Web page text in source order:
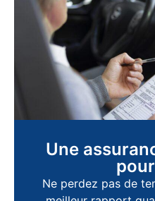
Une
Ne perdez pas de